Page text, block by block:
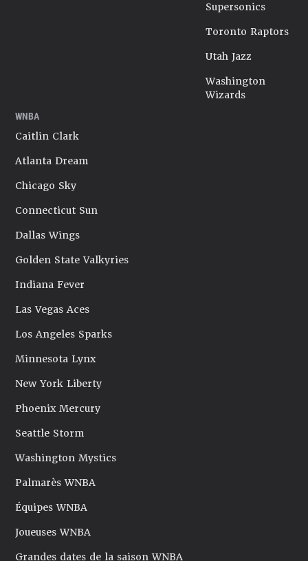
Supersonics
Toronto Raptors
Utah Jazz
Washington
Wizards
WNBA
Caitlin Clark
Atlanta Dream
Chicago Sky
Connecticut Sun
Dallas Wings
Golden State Valkyries
Indiana Fever
Las Vegas Aces
Los Angeles Sparks
Minnesota Lynx
New York Liberty
Phoenix Mercury
Seattle Storm
Washington Mystics
Palmarès WNBA
Équipes WNBA
Joueuses WNBA
Grandes dates de la saison WNBA